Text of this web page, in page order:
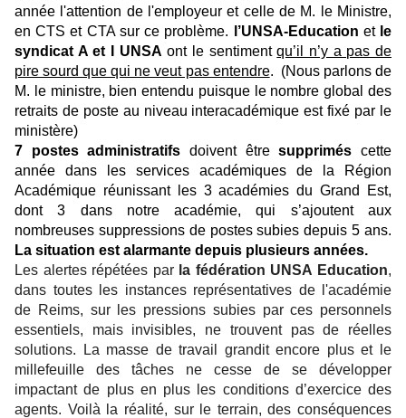
année l'attention de l'employeur et celle de M. le Ministre,
en CTS et CTA sur ce problème.
l’UNSA-Education et le
syndicat A et I UNSAont le sentimentqu’il n’y a pas de
pire sourd que qui ne veut pas entendre. (Nous parlons de
M. le ministre, bien entendu puisque le nombre global des
retraits de poste au niveau interacadémique est fixé par le
ministère)
7 postes administratifs doivent êtresuppriméscette
année dans les services académiques de la Région
Académique réunissant les 3 académies du Grand Est,
dont 3 dans notre académie, qui s’ajoutent aux
nombreuses suppressions de postes subies depuis 5 ans.
La situation est alarmante depuis plusieurs années.
Les alertes répétées par la fédération UNSA Education,
dans toutes les instances représentatives de l'académie
de Reims, sur les pressions subies par ces personnels
essentiels, mais invisibles, ne trouvent pas de réelles
solutions. La masse de travail grandit encore plus et le
millefeuille des tâches ne cesse de se développer
impactant de plus en plus les conditions d’exercice des
agents. Voilà la réalité, sur le terrain, des conséquences